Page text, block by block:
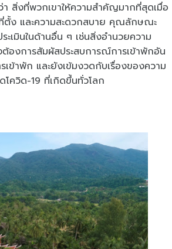
า สิ่งที่พวกเขาให้ความสำคัญมากที่สุดเมื่อ
ตั้ง และความสะดวกสบาย คุณลักษณะ
ะเมินในด้านอื่น ๆ เช่นสิ่งอำนวยความ
องการสัมผัสประสบการณ์การเข้าพักอัน
ข้าพัก และยังเข้มงวดกับเรื่องของความ
โควิด-19 ที่เกิดขึ้นทั่วโลก